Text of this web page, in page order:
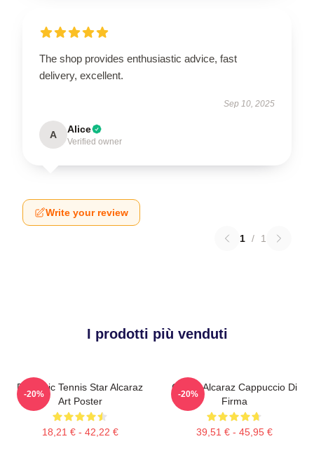
The shop provides enthusiastic advice, fast
delivery, excellent.
Sep 10, 2025
A Alice
Verified owner
Write your review
1 / 1
I prodotti più venduti
Dynamic Tennis Star Alcaraz
Art Poster
18,21 € - 42,22 €
-20%
Carlos Alcaraz Cappuccio Di
Firma
39,51 € - 45,95 €
-20%